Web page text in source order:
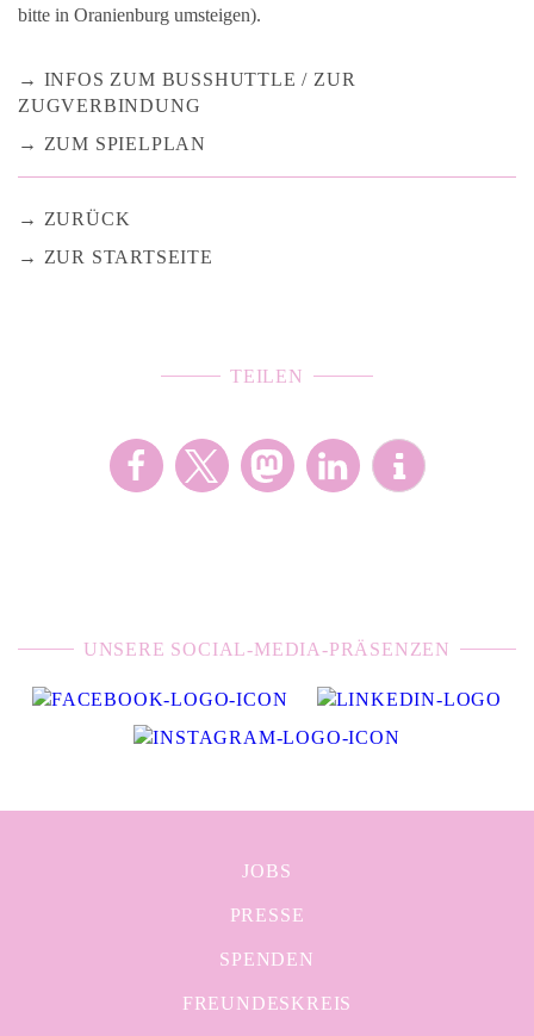
bitte in Oranienburg umsteigen).
INFOS ZUM BUSSHUTTLE / ZUR
ZUGVERBINDUNG
ZUM SPIELPLAN
ZURÜCK
ZUR STARTSEITE
TEILEN
UNSERE SOCIAL-MEDIA-PRÄSENZEN
JOBS
PRESSE
SPENDEN
FREUNDESKREIS